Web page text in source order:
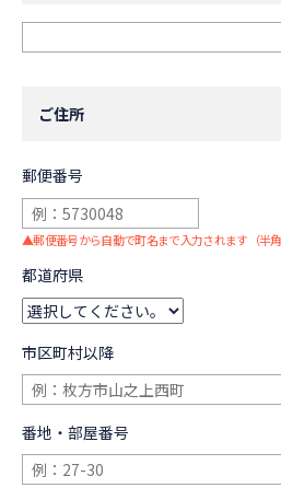
ご住所
郵便番号
▲郵便番号から自動で町名まで入力されます（半角
都道府県
市区町村以降
番地・部屋番号